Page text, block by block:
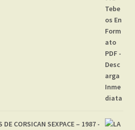
CORSICAN SEXPACE – 1987 -